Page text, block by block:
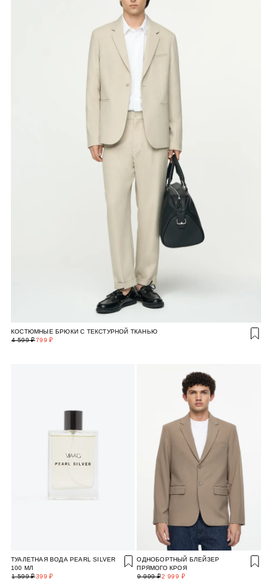
КОСТЮМНЫЕ БРЮКИ С ТЕКСТУРНОЙ ТКАНЬЮ
799 ₽
4 599 ₽
ТУАЛЕТНАЯ ВОДА PEARL SILVER
100 МЛ
399 ₽
1 599 ₽
ОДНОБОРТНЫЙ БЛЕЙЗЕР
ПРЯМОГО КРОЯ
2 999 ₽
9 999 ₽